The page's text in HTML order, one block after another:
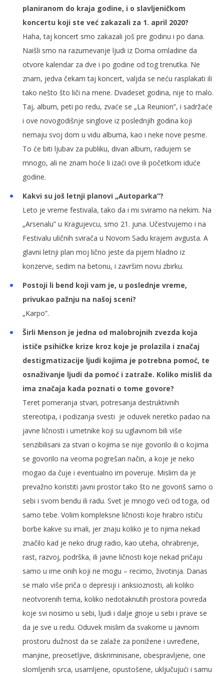
planiranom do kraja godine, i o slavljeničkom
koncertu koji ste već zakazali za 1. april 2020?
Haha, taj koncert smo zakazali još pre godinu i po dana.
Naišli smo na razumevanje ljudi iz Doma omladine da
otvore kalendar za dve i po godine od tog trenutka. Ne
znam, jedva čekam taj koncert, valjda se neću rasplakati ili
tako nešto što liči na mene. Dvadeset godina, nije to malo.
Taj, album, peti po redu, zvaće se „La Reunion”, i sadržaće
i ove novogodišnje singlove iz poslednjih godina koji
nemaju svoj dom u vidu albuma, kao i neke nove pesme.
To će biti ljubav za publiku, divan album, radujem se
mnogo, ali ne znam hoće li izaći ove ili početkom iduće
godine.
Kakvi su još letnji planovi „Autoparka”?
Leto je vreme festivala, tako da i mi sviramo na nekim. Na
„Arsenalu” u Kragujevcu, smo 21. juna. Učestvujemo i na
Festivalu uličnih svirača u Novom Sadu krajem avgusta. A
glavni letnji plan moj lično jeste da pijem hladno iz
konzerve, sedim na betonu, i završim novu zbirku.
Postoji li bend koji vam je, u poslednje vreme,
privukao pažnju na našoj sceni?
„Karpo”.
Širli Menson je jedna od malobrojnih zvezda koja
ističe psihičke krize kroz koje je prolazila i značaj
destigmatizacije ljudi kojima je potrebna pomoć, te
osnaživanje ljudi da pomoć i zatraže. Koliko misliš da
ima značaja kada poznati o tome govore?
Teret pomeranja stvari, potresanja destruktivnih
stereotipa, i podizanja svesti je oduvek neretko padao na
javne ličnosti i umetnike koji su uglavnom bili više
senzibilisani za stvari o kojima se nije govorilo ili o kojima
se govorilo na veoma pogrešan način, a koje je neko
mogao da čuje i eventualno im poveruje. Mislim da je
prevažno koristiti javni prostor tako što ne govoriš samo o
sebi i svom bendu ili radu. Svet je mnogo veći od toga, od
samo tebe. Volim kompleksne ličnosti koje hrabro ističu
borbe kakve su imali, jer znaju koliko je to njima nekad
značilo kad je neko drugi radio, kao uteha, ohrabrenje,
rast, razvoj, podrška, ili javne ličnosti koje nekad pričaju
samo u ime onih koji ne mogu – recimo, životinja. Danas
se malo više priča o depresiji i anksioznosti, ali koliko
neotvorenih tema, koliko nedotaknutih prostora povreda
koje svi nosimo u sebi, ljudi i dalje gnoje u sebi i prave se
da je sve u redu. Oduvek mislim da svakome u javnom
prostoru dužnost da se zalaže za ponižene i uvređene,
manjine, preosetljive, diskriminisane, obespravljene, one
slomljenih srca, usamljene, opustošene, uključujući i samu